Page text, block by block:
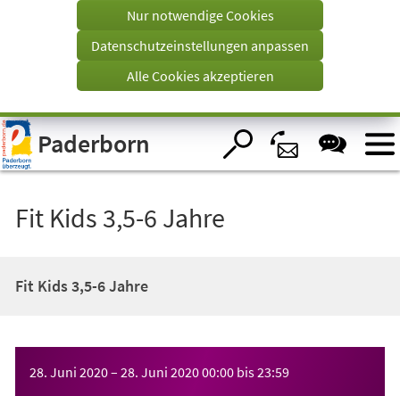
Visuelle
Assistenzsoftware
öffnen.
einem
Tab)
Nur notwendige Cookies
Datenschutzeinstellungen anpassen
Alle Cookies akzeptieren
Paderborn
Fit Kids 3,5-6 Jahre
Fit Kids 3,5-6 Jahre
28. Juni 2020– 28. Juni 202000:00 bis23:59